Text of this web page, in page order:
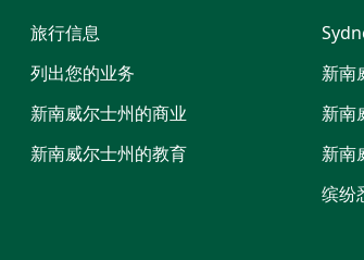
喳
喳
旅行信息
列出您的业务
新南威尔士州的商业
新南威尔士州的教育
新南
新南
新南
缤纷